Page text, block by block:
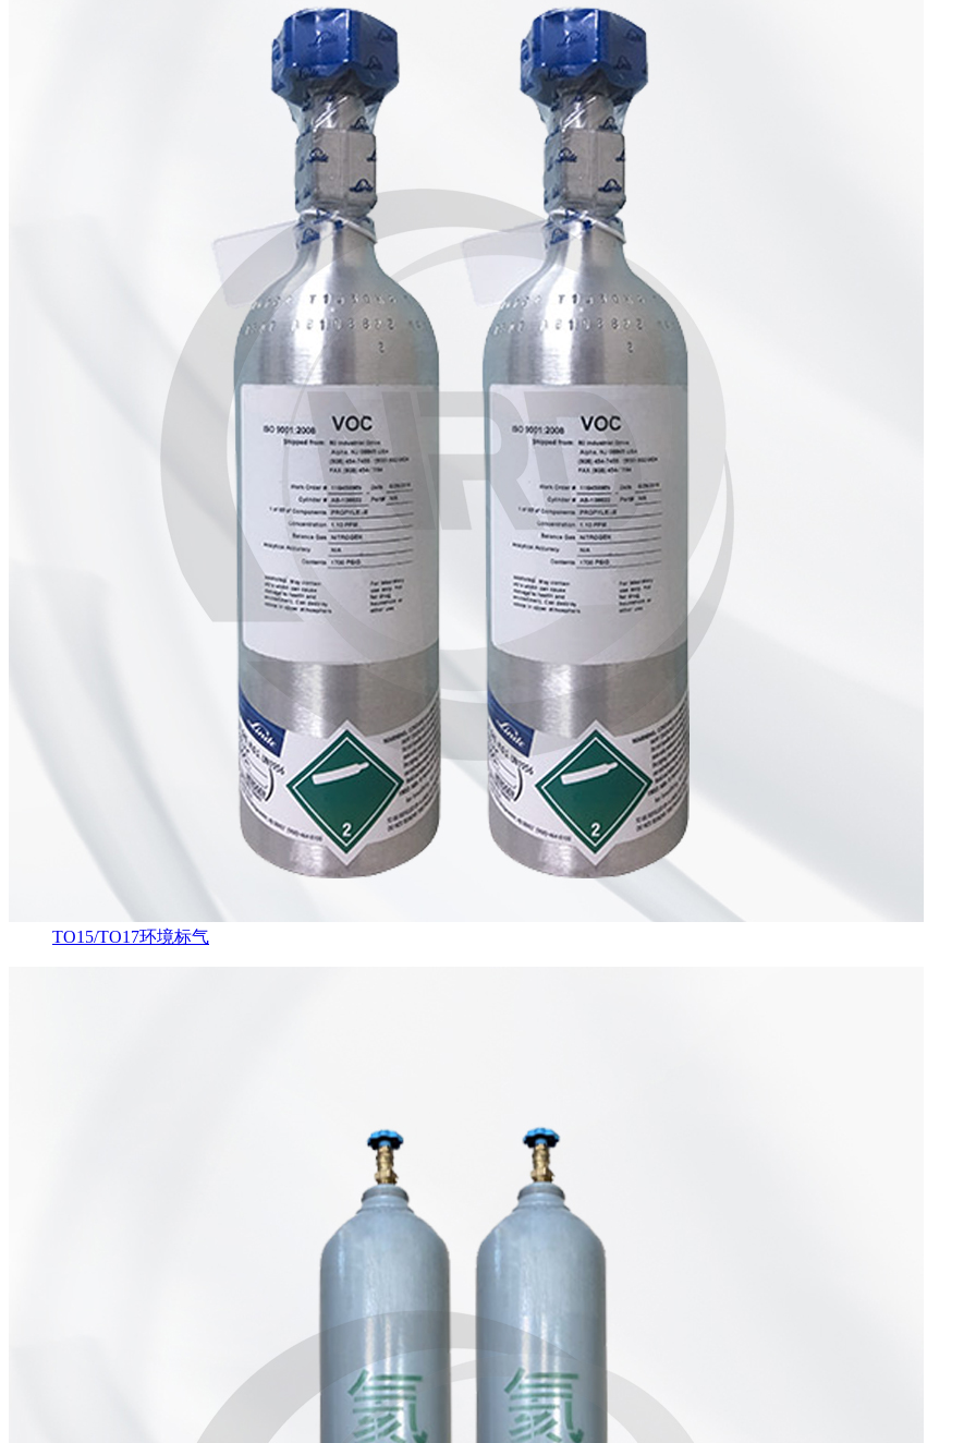
TO15/TO17环境标气